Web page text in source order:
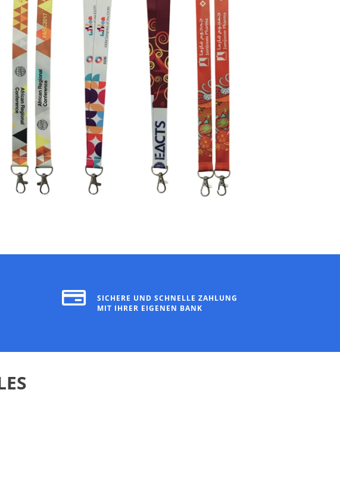
SICHERE UND SCHNELLE ZAHLUNG
MIT IHRER EIGENEN BANK